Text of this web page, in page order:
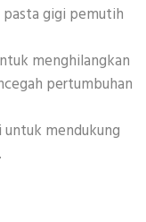
gigi pemutih
menghilangkan
pertumbuhan
mendukung